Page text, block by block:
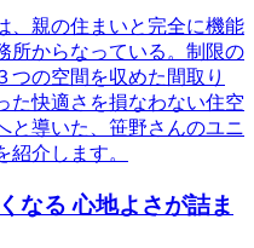
、親の住まいと完全に機能
所からなっている。制限の
つの空間を収めた間取り
た快適さを損なわない住空
と導いた、笹野さんのユニ
介します。
なる 心地よさが詰ま